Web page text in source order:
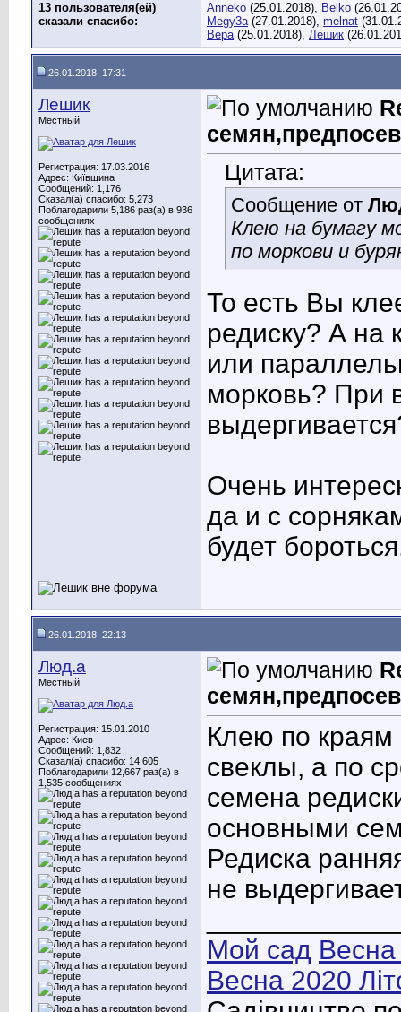
13 пользователя(ей)
сказали cпасибо:
Anneko (25.01.2018), Belko
Megy3a(27.01.2018), melnat
Вера(25.01.2018), Лешик
26.01.2018, 17:31
Лешик
Местный
Регистрация: 17.03.2016
Адрес: Київщина
Сообщений: 1,176
Сказал(а) спасибо: 5,273
Поблагодарили 5,186 раз(а) в 936
сообщениях
Цитата:
Сообщение от
Клею на бумагу
по моркови и
То есть Вы
редиску? А на
или
морковь? При
Очень
да и с
будет
26.01.2018, 22:13
Люд.а
Местный
Регистрация: 15.01.2010
Адрес: Киев
Сообщений: 1,832
Сказал(а) спасибо: 14,605
Поблагодарили 12,667 раз(а) в
1,535 сообщениях
Клею по краям
свеклы, а по
семена
основными
Редиска
не
Мой сад
Весна 2020